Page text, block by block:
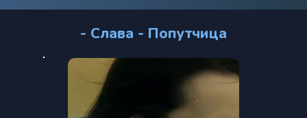
- Слава - Попутчица